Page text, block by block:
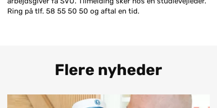
Ring på tlf. 58 55 50 50 og aftal en tid.
Flere nyheder